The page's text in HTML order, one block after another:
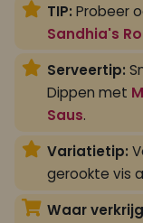
TIP: Probeer
Sandhia's
Serveertip:
Dippen met
Saus.
Variatietip:
gerookte vis
Waar